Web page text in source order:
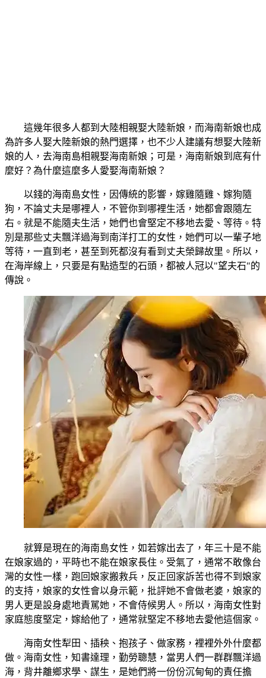
這幾年很多人都到大陸相親娶大陸新娘，而海南新娘也成
為許多人娶大陸新娘的熱門選擇，也不少人建議有想娶大陸新
娘的人，去海南島相親娶海南新娘；可是，海南新娘到底有什
麼好？為什麼這麼多人愛娶海南新娘？
以錢的海南島女性，因傳統的影響，嫁雞隨雞、嫁狗隨
狗，不論丈夫是哪裡人，不管你到哪裡生活，她都會跟隨左
右。就是不能隨夫生活，她們也會堅定不移地去愛、等待。特
別是那些丈夫飄洋過海到南洋打工的女性，她們可以一輩子地
等待，一直到老，甚至到死都沒有看到丈夫榮歸故里。所以，
在海岸線上，只要是有點造型的石頭，都被人冠以"望夫石"的
傳說。
就算是現在的海南島女性，如若嫁出去了，年三十是不能
在娘家過的，平時也不能在娘家長住。受氣了，通常不敢像台
灣的女性一樣，跑回娘家搬救兵，反正回家訴苦也得不到娘家
的支持，娘家的女性會以身示範，批評她不會做老婆，娘家的
男人更是設身處地責駡她，不會侍候男人。所以，海南女性對
家庭態度堅定，嫁給他了，通常就堅定不移地去愛他這個家。
海南女性犁田、插秧、抱孩子、做家務，裡裡外外什麼都
做。海南女性，知書達理，勤勞聰慧，當男人們一群群飄洋過
海，背井離鄉求學、謀生，是她們將一份份沉甸甸的責任擔